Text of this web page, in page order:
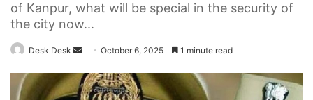
of Kanpur, what will be special in the security of
the city now...
Desk Desk
Send
email
October 6, 2025 1 minute read